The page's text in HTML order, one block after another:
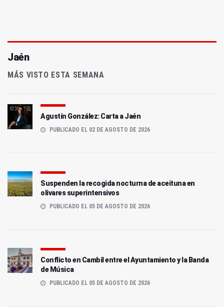
Jaén
MÁS VISTO ESTA SEMANA
Agustín González: Carta a Jaén
PUBLICADO EL 02 DE AGOSTO DE 2026
Suspenden la recogida nocturna de aceituna en
olivares superintensivos
PUBLICADO EL 05 DE AGOSTO DE 2026
Conflicto en Cambil entre el Ayuntamiento y la Banda
de Música
PUBLICADO EL 05 DE AGOSTO DE 2026